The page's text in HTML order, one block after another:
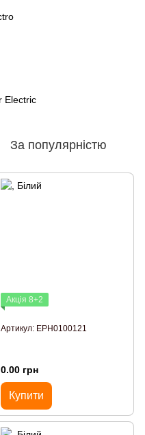
За популярністю
Акція 8+2
Артикул: EPH0100121
0.00 грн
Купити